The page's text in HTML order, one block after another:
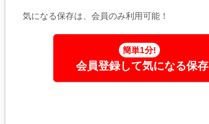
気になる保存は、会員のみ利用可能！
簡単1分!
会員登録して気になる保存